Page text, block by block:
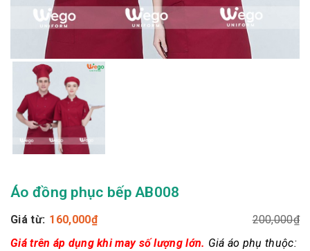
Áo đồng phục bếp AB008
Giá từ: 160,000₫ 200,000₫
Giá trên áp dụng khi may số lượng lớn. Giá áo phụ thuộc: